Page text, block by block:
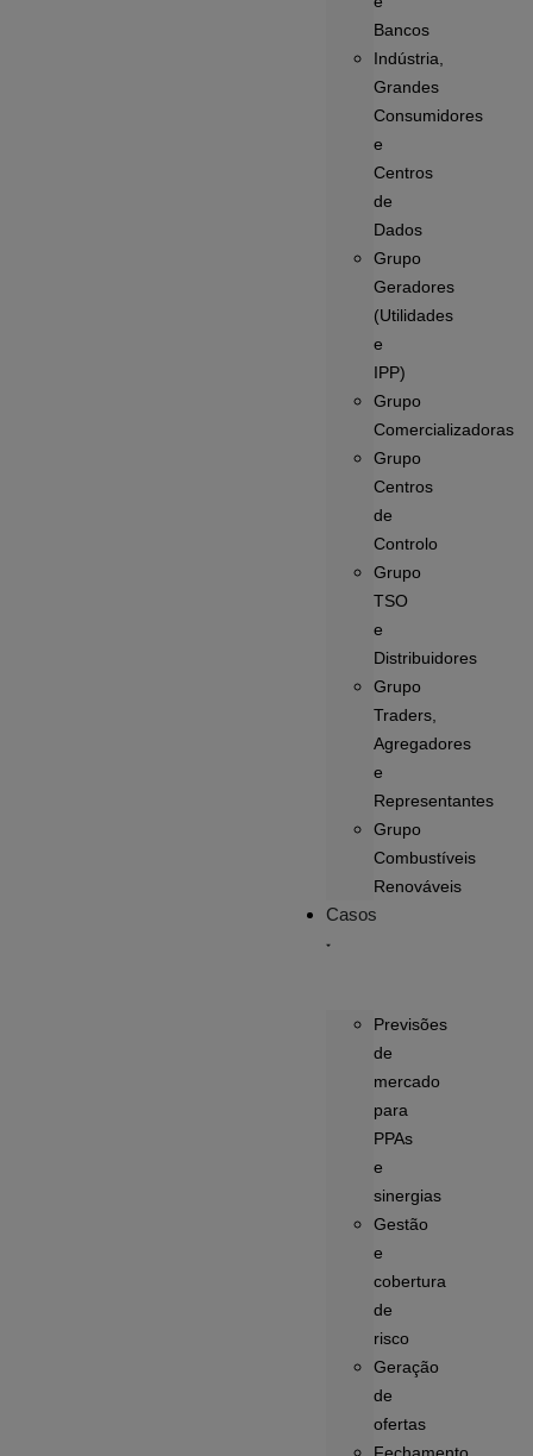
Bancos
Indústria,
Grandes
Consumidores
e
Centros
de
Dados
Grupo
Geradores
(Utilidades
e
IPP)
Grupo
Comercializadoras
Grupo
Centros
de
Controlo
Grupo
TSO
e
Distribuidores
Grupo
Traders,
Agregadores
e
Representantes
Grupo
Combustíveis
Renováveis
Casos
Previsões
de
mercado
para
PPAs
e
sinergias
Gestão
e
cobertura
de
risco
Geração
de
ofertas